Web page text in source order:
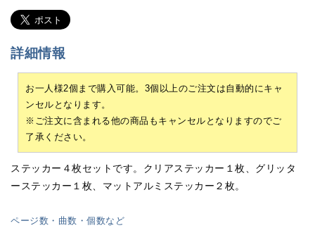
詳細情報
お一人様2個まで購入可能。3個以上のご注文は自動的にキャ
ンセルとなります。
※ご注文に含まれる他の商品もキャンセルとなりますのでご
了承ください。
ステッカー４枚セットです。クリアステッカー１枚、グリッタ
ーステッカー１枚、マットアルミステッカー２枚。
ページ数・曲数・個数など